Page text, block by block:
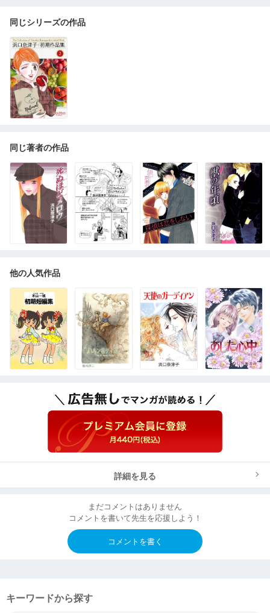
同じシリーズの作品
同じ著者の作品
他の人気作品
詳細を見る
まだコメントはありません
コメントを書いて先生を応援しよう！
コメントを書く
キーワードから探す